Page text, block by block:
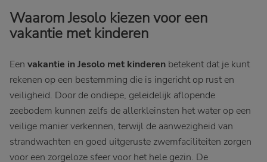
Waarom Jesolo kiezen voor een
vakantie met kinderen
Een vakantie in Jesolo met kinderen betekent dat je kunt
rekenen op een bestemming die is ingericht op rust en
veiligheid. Door de ondiepe, geleidelijk aflopende
zeebodem kunnen zelfs de allerkleinsten het water op een
veilige manier verkennen, terwijl de aanwezigheid van
strandwachten en goed uitgeruste zwemfaciliteiten zorgen
voor een zorgeloze sfeer voor het hele gezin. De